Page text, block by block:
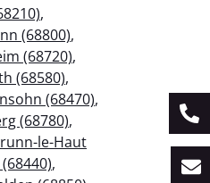
,
(68800),
(68720),
(68580),
(68470),
(68780),
le-Haut
,